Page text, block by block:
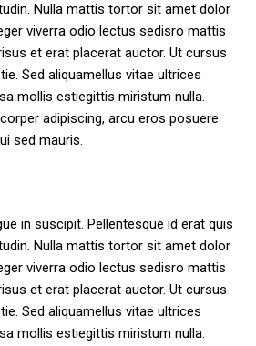
Nulla mattis tortor sit amet dolor
viverra odio lectus sedisro mattis
et erat placerat auctor. Ut cursus
Sed aliquamellus vitae ultrices
mollis estiegittis miristum nulla.
adipiscing, arcu eros posuere
sed mauris.
in suscipit. Pellentesque id erat quis
Nulla mattis tortor sit amet dolor
viverra odio lectus sedisro mattis
et erat placerat auctor. Ut cursus
Sed aliquamellus vitae ultrices
mollis estiegittis miristum nulla.